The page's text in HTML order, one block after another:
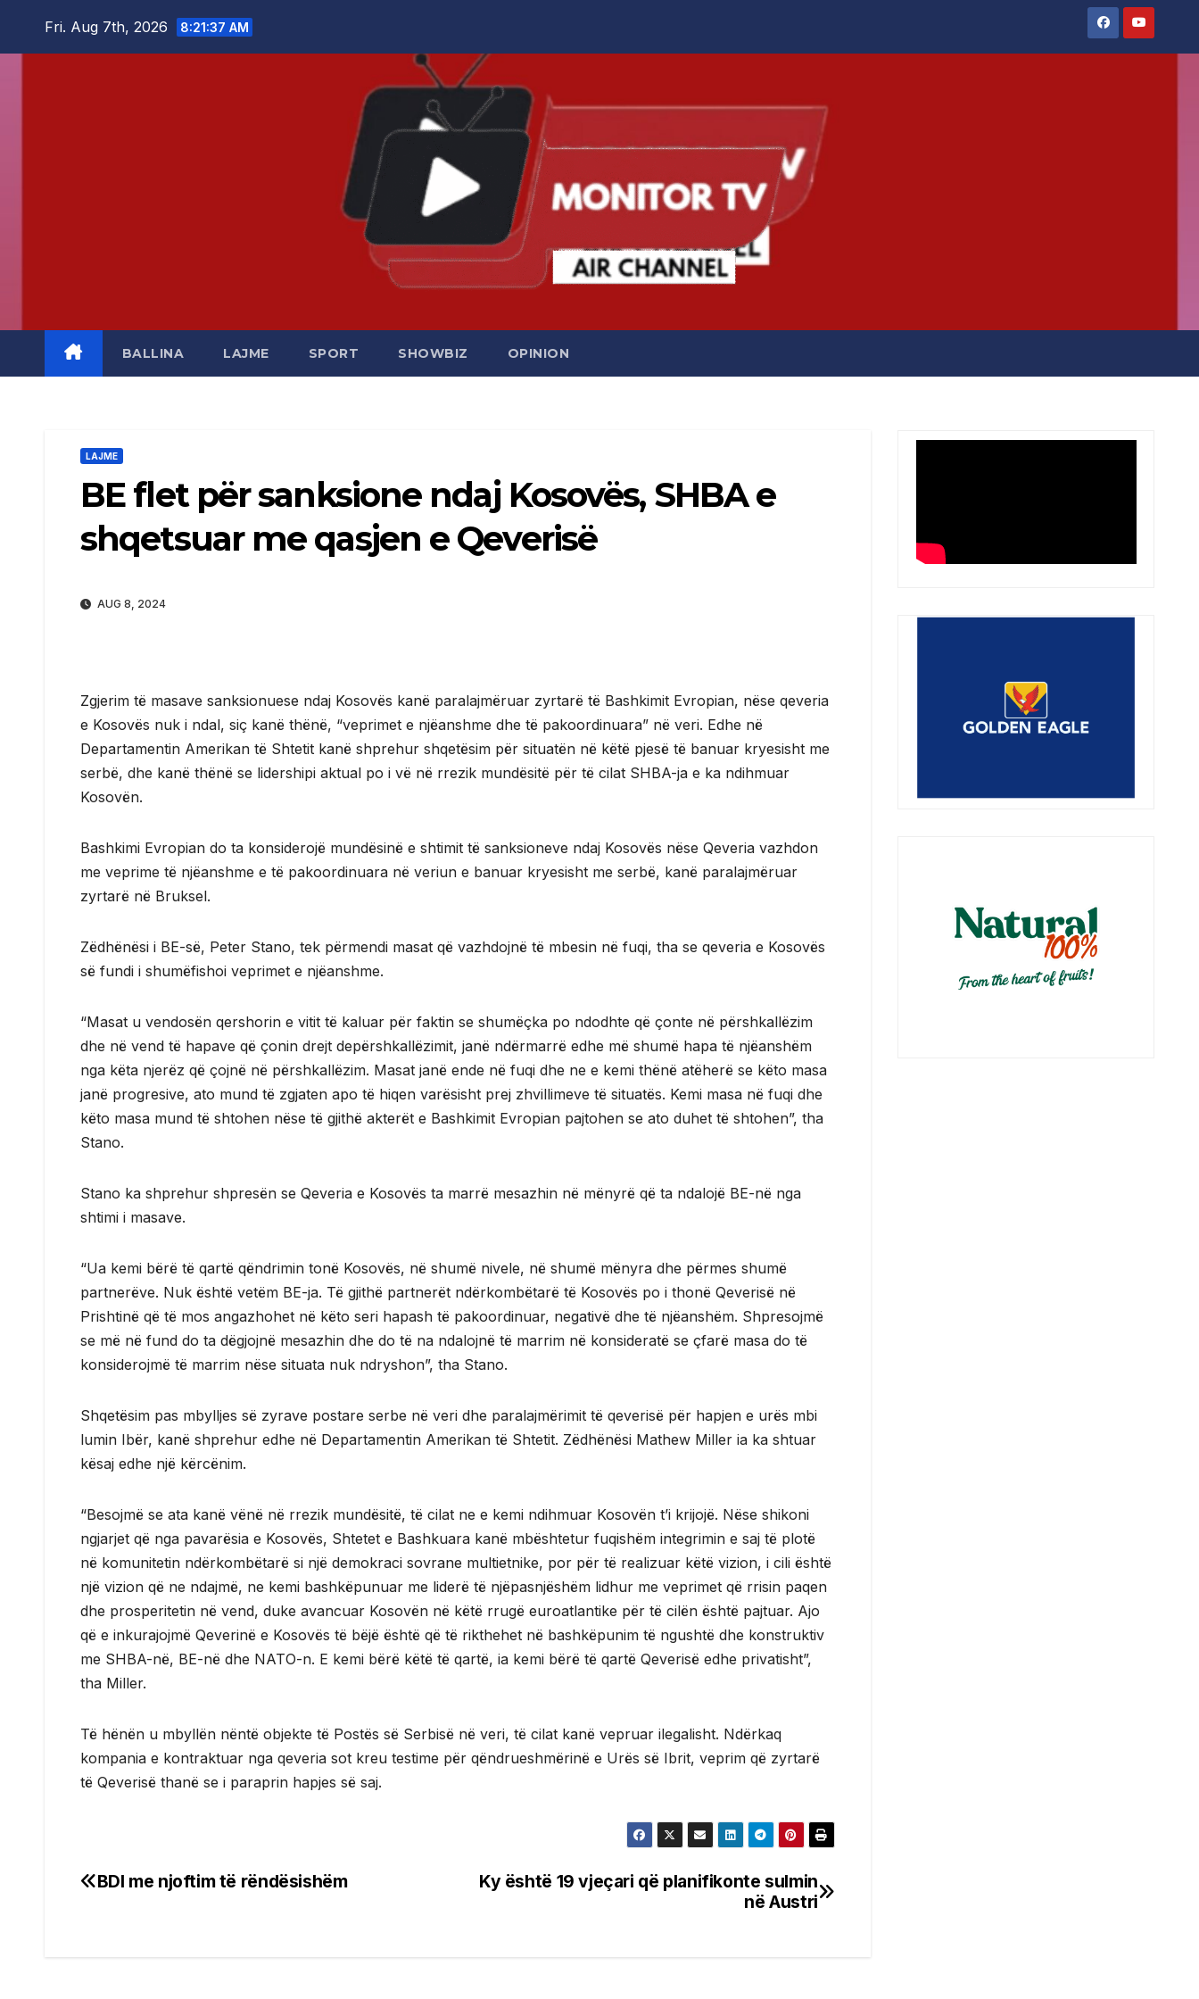
Fri. Aug 7th, 2026 8:21:37 AM
BALLINA LAJME SPORT SHOWBIZ OPINION
LAJME
BE flet për sanksione ndaj Kosovës, SHBA e
shqetsuar me qasjen e Qeverisë
AUG 8, 2024
Zgjerim të masave sanksionuese ndaj Kosovës kanë paralajmëruar zyrtarë të Bashkimit Evropian, nëse qeveria
e Kosovës nuk i ndal, siç kanë thënë, “veprimet e njëanshme dhe të pakoordinuara” në veri. Edhe në
Departamentin Amerikan të Shtetit kanë shprehur shqetësim për situatën në këtë pjesë të banuar kryesisht me
serbë, dhe kanë thënë se lidershipi aktual po i vë në rrezik mundësitë për të cilat SHBA-ja e ka ndihmuar
Kosovën.
Bashkimi Evropian do ta konsiderojë mundësinë e shtimit të sanksioneve ndaj Kosovës nëse Qeveria vazhdon
me veprime të njëanshme e të pakoordinuara në veriun e banuar kryesisht me serbë, kanë paralajmëruar
zyrtarë në Bruksel.
Zëdhënësi i BE-së, Peter Stano, tek përmendi masat që vazhdojnë të mbesin në fuqi, tha se qeveria e Kosovës
së fundi i shumëfishoi veprimet e njëanshme.
“Masat u vendosën qershorin e vitit të kaluar për faktin se shumëçka po ndodhte që çonte në përshkallëzim
dhe në vend të hapave që çonin drejt depërshkallëzimit, janë ndërmarrë edhe më shumë hapa të njëanshëm
nga këta njerëz që çojnë në përshkallëzim. Masat janë ende në fuqi dhe ne e kemi thënë atëherë se këto masa
janë progresive, ato mund të zgjaten apo të hiqen varësisht prej zhvillimeve të situatës. Kemi masa në fuqi dhe
këto masa mund të shtohen nëse të gjithë akterët e Bashkimit Evropian pajtohen se ato duhet të shtohen”, tha
Stano.
Stano ka shprehur shpresën se Qeveria e Kosovës ta marrë mesazhin në mënyrë që ta ndalojë BE-në nga
shtimi i masave.
“Ua kemi bërë të qartë qëndrimin tonë Kosovës, në shumë nivele, në shumë mënyra dhe përmes shumë
partnerëve. Nuk është vetëm BE-ja. Të gjithë partnerët ndërkombëtarë të Kosovës po i thonë Qeverisë në
Prishtinë që të mos angazhohet në këto seri hapash të pakoordinuar, negativë dhe të njëanshëm. Shpresojmë
se më në fund do ta dëgjojnë mesazhin dhe do të na ndalojnë të marrim në konsideratë se çfarë masa do të
konsiderojmë të marrim nëse situata nuk ndryshon”, tha Stano.
Shqetësim pas mbylljes së zyrave postare serbe në veri dhe paralajmërimit të qeverisë për hapjen e urës mbi
lumin Ibër, kanë shprehur edhe në Departamentin Amerikan të Shtetit. Zëdhënësi Mathew Miller ia ka shtuar
kësaj edhe një kërcënim.
“Besojmë se ata kanë vënë në rrezik mundësitë, të cilat ne e kemi ndihmuar Kosovën t’i krijojë. Nëse shikoni
ngjarjet që nga pavarësia e Kosovës, Shtetet e Bashkuara kanë mbështetur fuqishëm integrimin e saj të plotë
në komunitetin ndërkombëtarë si një demokraci sovrane multietnike, por për të realizuar këtë vizion, i cili është
një vizion që ne ndajmë, ne kemi bashkëpunuar me liderë të njëpasnjëshëm lidhur me veprimet që rrisin paqen
dhe prosperitetin në vend, duke avancuar Kosovën në këtë rrugë euroatlantike për të cilën është pajtuar. Ajo
që e inkurajojmë Qeverinë e Kosovës të bëjë është që të rikthehet në bashkëpunim të ngushtë dhe konstruktiv
me SHBA-në, BE-në dhe NATO-n. E kemi bërë këtë të qartë, ia kemi bërë të qartë Qeverisë edhe privatisht”,
tha Miller.
Të hënën u mbyllën nëntë objekte të Postës së Serbisë në veri, të cilat kanë vepruar ilegalisht. Ndërkaq
kompania e kontraktuar nga qeveria sot kreu testime për qëndrueshmërinë e Urës së Ibrit, veprim që zyrtarë
të Qeverisë thanë se i paraprin hapjes së saj.
Post
Ky është 19 vjeçari që planifikonte sulmin
në Austri
BDI me njoftim të rëndësishëm